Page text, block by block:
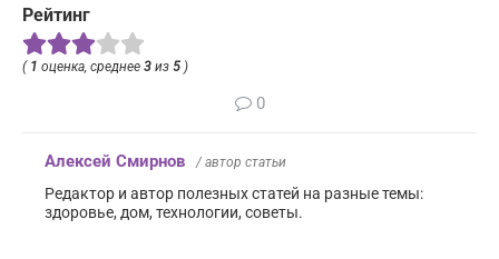
Рейтинг
( 1 оценка, среднее 3 из 5 )
0
Алексей Смирнов / автор статьи
Редактор и автор полезных статей на разные темы:
здоровье, дом, технологии, советы.